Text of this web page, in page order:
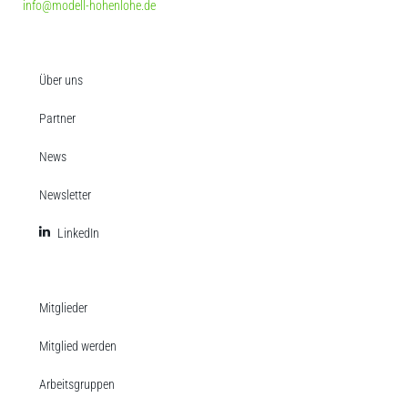
info@modell-hohenlohe.de
Über uns
Partner
News
Newsletter
LinkedIn
Mitglieder
Mitglied werden
Arbeitsgruppen